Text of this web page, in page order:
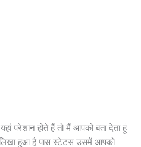
यहां परेशान होते हैं तो मैं आपको बता देता हूं
हुआ है पास स्टेटस उसमें आपको